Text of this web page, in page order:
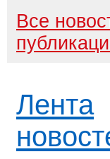
Все
Лента